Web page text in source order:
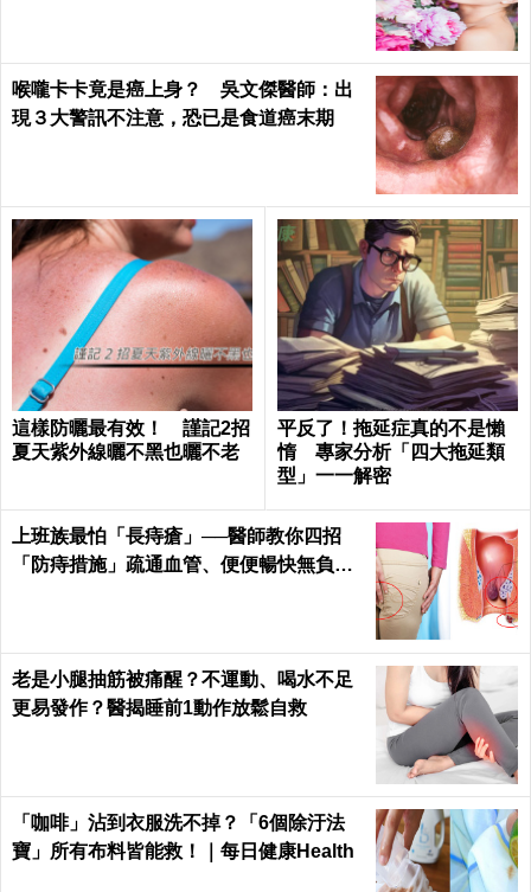
喉嚨卡卡竟是癌上身？ 吳文傑醫師：出
現３大警訊不注意，恐已是食道癌末期
這樣防曬最有效！ 謹記2招
夏天紫外線曬不黑也曬不老
平反了！拖延症真的不是懶
惰 專家分析「四大拖延類
型」一一解密
上班族最怕「長痔瘡」──醫師教你四招
「防痔措施」疏通血管、便便暢快無負擔
老是小腿抽筋被痛醒？不運動、喝水不足
更易發作？醫揭睡前1動作放鬆自救
「咖啡」沾到衣服洗不掉？「6個除汙法
寶」所有布料皆能救！｜每日健康Health